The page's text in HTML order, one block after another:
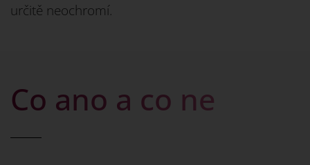
určitě neochromí.
Co ano a co ne